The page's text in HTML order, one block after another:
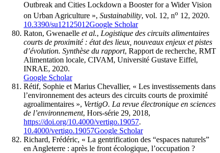
Outbreak and Cities Lockdown a Booster for a Wider Vision
on Urban Agriculture », Sustainability, vol. 12, no 12, 2020.
10.3390/su12125012Google Scholar
Raton, Gwenaelle et al., Logistique des circuits alimentaires
courts de proximité : état des lieux, nouveaux enjeux et pistes
d’évolution. Synthèse du rapport, Rapport de recherche, RMT
Alimentation locale, CIVAM, Université Gustave Eiffel,
INRAE, 2020.
Google Scholar
Rétif, Sophie et Marius Chevallier, « Les investissements dans
l’environnement des acteurs des circuits courts de proximité
agroalimentaires », VertigO. La revue électronique en sciences
de l’environnement, Hors-série 29, 2018,
https://doi.org/10.4000/vertigo.19057.
10.4000/vertigo.19057Google Scholar
Richard, Frédéric, « La gentrification des “espaces naturels”
en Angleterre : après le front écologique, l’occupation ?